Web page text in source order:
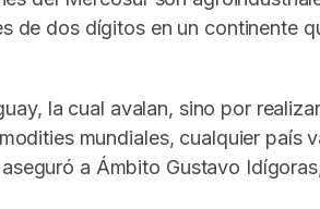
de dos dígitos en un continente
la cual avalan, sino por
mundiales, cualquier país
a Ámbito Gustavo